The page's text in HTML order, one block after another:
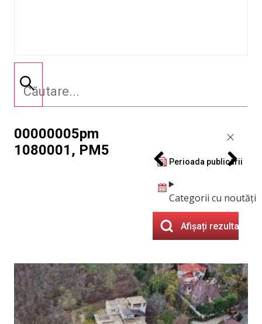
00000005pm
1080001, PM5
Perioada publicării
Categorii cu noutăți
Afișați rezultatele